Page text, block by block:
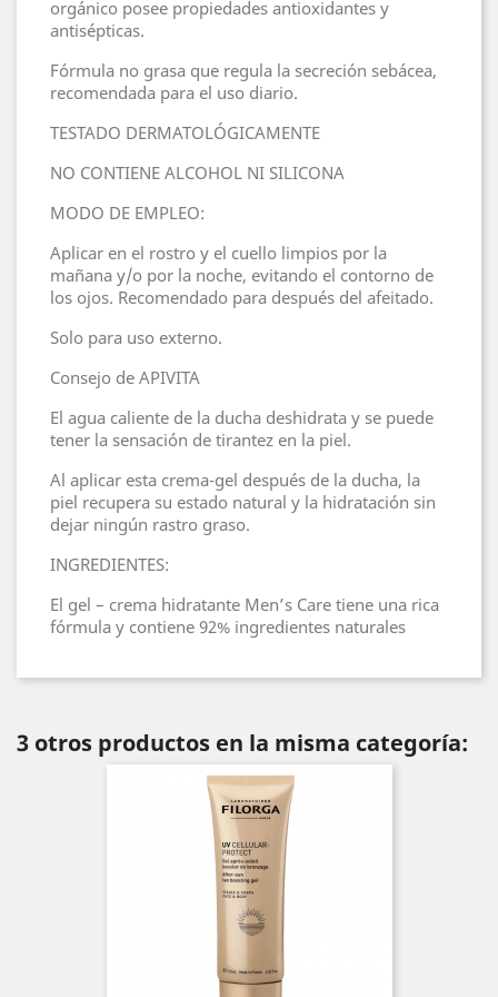
orgánico posee propiedades antioxidantes y
antisépticas.
Fórmula no grasa que regula la secreción sebácea,
recomendada para el uso diario.
TESTADO DERMATOLÓGICAMENTE
NO CONTIENE ALCOHOL NI SILICONA
MODO DE EMPLEO:
Aplicar en el rostro y el cuello limpios por la
mañana y/o por la noche, evitando el contorno de
los ojos. Recomendado para después del afeitado.
Solo para uso externo.
Consejo de APIVITA
El agua caliente de la ducha deshidrata y se puede
tener la sensación de tirantez en la piel.
Al aplicar esta crema-gel después de la ducha, la
piel recupera su estado natural y la hidratación sin
dejar ningún rastro graso.
INGREDIENTES:
El gel – crema hidratante Men’s Care tiene una rica
fórmula y contiene 92% ingredientes naturales
3 otros productos en la misma categoría: